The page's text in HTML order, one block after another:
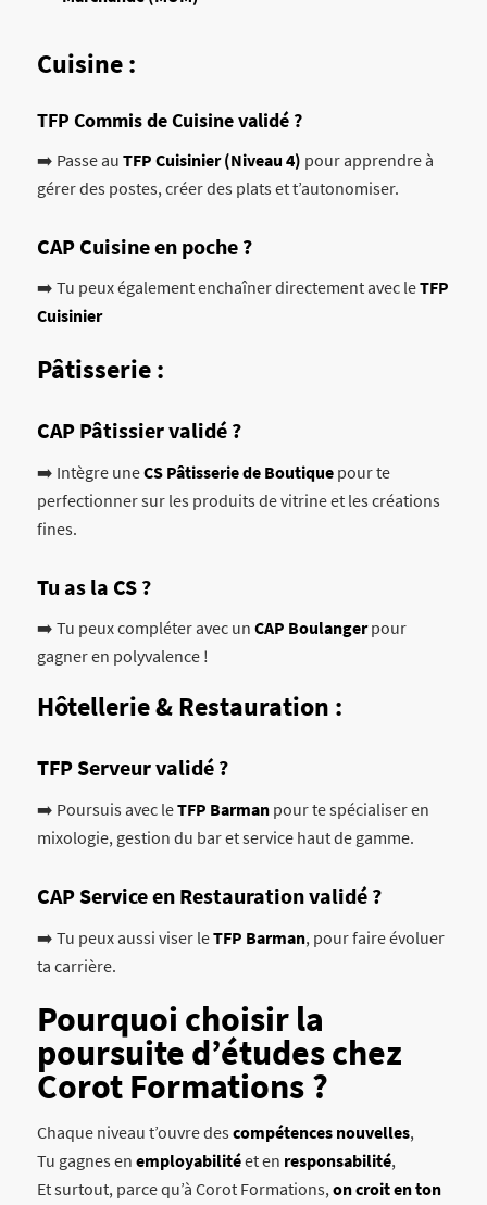
Cuisine :
TFP Commis de Cuisinevalidé ?
➡️ Passe au TFP Cuisinier (Niveau 4) pour apprendre à
gérer des postes, créer des plats et t’autonomiser.
CAP Cuisineen poche ?
➡️ Tu peux également enchaîner directement avec leTFP
Cuisinier
Pâtisserie :
CAP Pâtissiervalidé ?
➡️ Intègre uneCS Pâtisserie de Boutiquepour te
perfectionner sur les produits de vitrine et les créations
fines.
Tu as la CS ?
➡️ Tu peux compléter avec un CAP Boulangerpour
gagner en polyvalence !
Hôtellerie & Restauration :
TFP Serveur validé ?
➡️ Poursuis avec leTFP Barmanpour te spécialiser en
mixologie, gestion du bar et service haut de gamme.
CAP Service en Restauration validé ?
➡️ Tu peux aussi viser leTFP Barman, pour faire évoluer
ta carrière.
Pourquoi choisir la
poursuite d’études chez
Corot Formations ?
Chaque niveau t’ouvre descompétences nouvelles,
Tu gagnes en employabilitéet en responsabilité,
Et surtout, parce qu’à Corot Formations,on croit en ton